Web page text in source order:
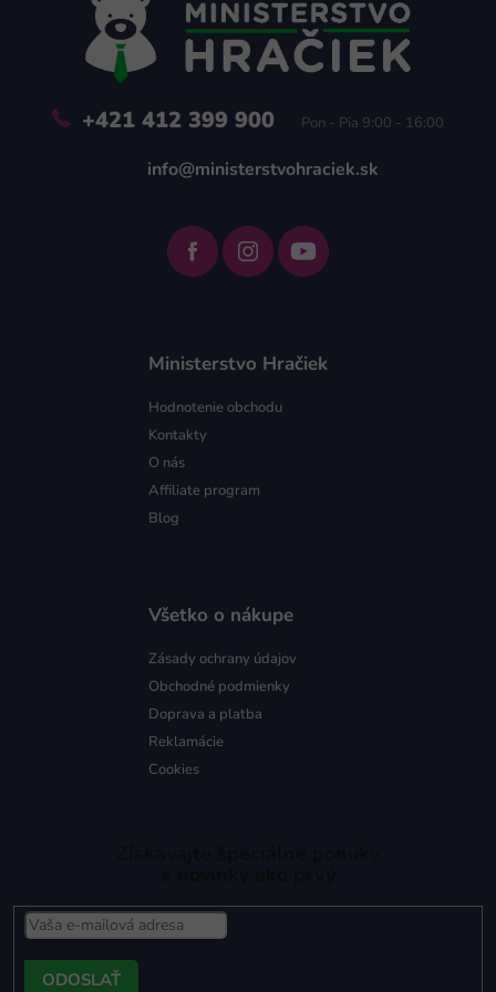
+421 412 399 900
Pon - Pia 9:00 - 16:00
info@ministerstvohraciek.sk
Ministerstvo Hračiek
Hodnotenie obchodu
Kontakty
O nás
Affiliate program
Blog
Všetko o nákupe
Zásady ochrany údajov
Obchodné podmienky
Doprava a platba
Reklamácie
Cookies
PRIHLÁSIŤ